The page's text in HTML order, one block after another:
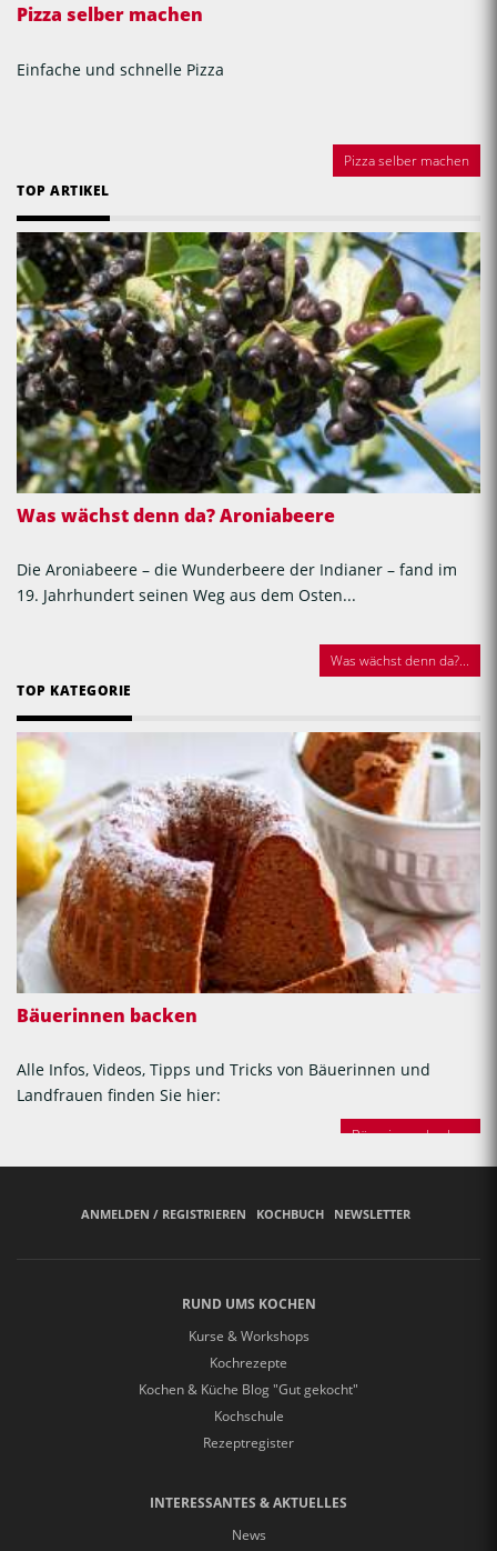
Pizza selber machen
Einfache und schnelle Pizza
Pizza selber machen
TOP ARTIKEL
Was wächst denn da? Aroniabeere
Die Aroniabeere – die Wunderbeere der Indianer – fand im
19. Jahrhundert seinen Weg aus dem Osten...
Was wächst denn da?...
TOP KATEGORIE
Bäuerinnen backen
Alle Infos, Videos, Tipps und Tricks von Bäuerinnen und
Landfrauen finden Sie hier:
Bäuerinnen backen
ANMELDEN / REGISTRIEREN KOCHBUCH NEWSLETTER
RUND UMS KOCHEN
Kurse & Workshops
Kochrezepte
Kochen & Küche Blog "Gut gekocht"
Kochschule
Rezeptregister
INTERESSANTES & AKTUELLES
News